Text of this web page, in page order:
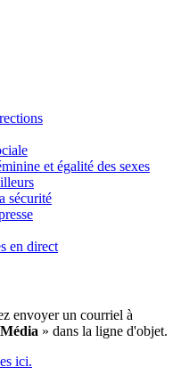
et égalité des sexes
sécurité
en direct
envoyer un courriel à
Média » dans la ligne d'objet.
ici.